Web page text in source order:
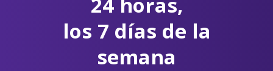
los 7 días de la
semana